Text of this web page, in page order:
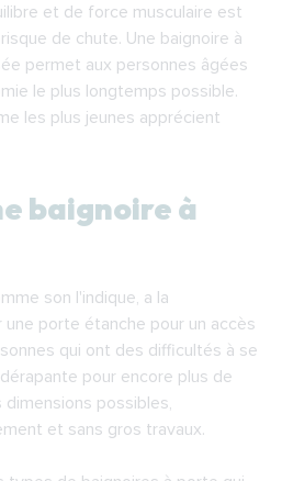
et de force musculaire est
de chute. Une baignoire à
permet aux personnes âgées
le plus longtemps possible.
les plus jeunes apprécient
baignoire à
son l'indique, a la
porte étanche pour un accès
qui ont des difficultés à se
pour encore plus de
possibles,
et sans gros travaux.